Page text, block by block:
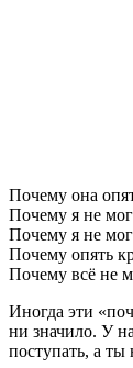
Почему она
Почему я не
Почему я не
Почему опять
Почему всё не
Иногда эти
ни значило. У
поступать, а ты